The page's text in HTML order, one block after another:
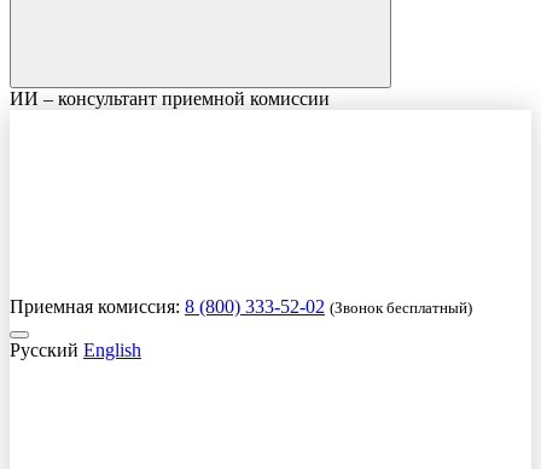
ИИ – консультант приемной комиссии
Приемная комиссия: 8 (800) 333-52-02 (Звонок бесплатный)
Русский English